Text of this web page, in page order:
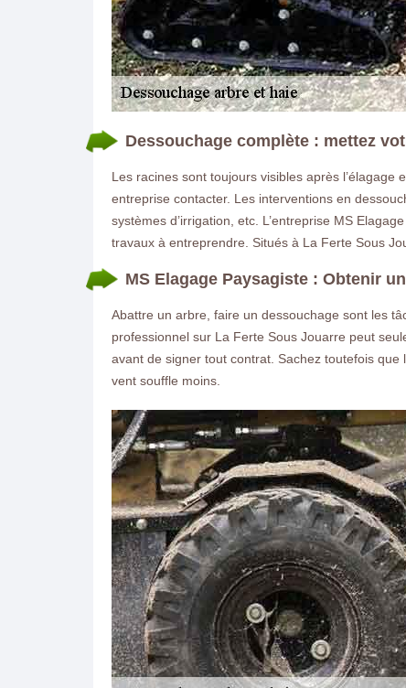
Dessouchage complète : mettez
Les racines sont toujours visibles après l’élagage
entreprise contacter. Les interventions en
systèmes d’irrigation, etc. L’entreprise MS
travaux à entreprendre. Situés à La Ferte Sous
MS Elagage Paysagiste : Obtenir
Abattre un arbre, faire un dessouchage sont les
professionnel sur La Ferte Sous Jouarre peut
avant de signer tout contrat. Sachez toutefois
vent souffle moins.